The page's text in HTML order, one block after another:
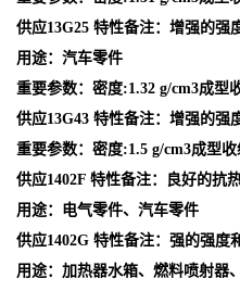
供应13G25 特性备注：增强的强
用途：汽车零件
重要参数：密度:1.32 g/cm3成型
供应13G43 特性备注：增强的强
重要参数：密度:1.5 g/cm3成型
供应1402F 特性备注：良好的抗
用途：电气零件、汽车零件
供应1402G 特性备注：强的强度
用途：加热器水箱、燃料喷射器